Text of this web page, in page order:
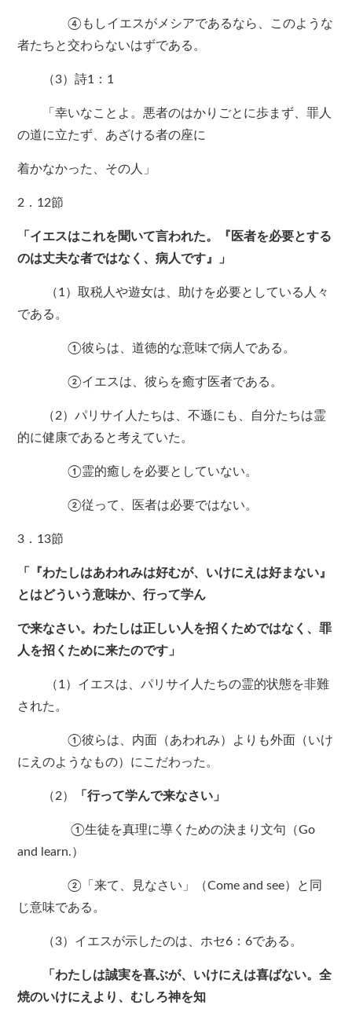
④もしイエスがメシアであるなら、このような
者たちと交わらないはずである。
（3）詩1：1
「幸いなことよ。悪者のはかりごとに歩まず、罪人
の道に立たず、あざける者の座に
着かなかった、その人」
2．12節
「イエスはこれを聞いて言われた。『医者を必要とする
のは丈夫な者ではなく、病人です』」
（1）取税人や遊女は、助けを必要としている人々
である。
①彼らは、道徳的な意味で病人である。
②イエスは、彼らを癒す医者である。
（2）パリサイ人たちは、不遜にも、自分たちは霊
的に健康であると考えていた。
①霊的癒しを必要としていない。
②従って、医者は必要ではない。
3．13節
「『わたしはあわれみは好むが、いけにえは好まない』
とはどういう意味か、行って学ん
で来なさい。わたしは正しい人を招くためではなく、罪
人を招くために来たのです」
（1）イエスは、パリサイ人たちの霊的状態を非難
された。
①彼らは、内面（あわれみ）よりも外面（いけ
にえのようなもの）にこだわった。
（2） 「行って学んで来なさい」
①生徒を真理に導くための決まり文句（Go
and learn.）
②「来て、見なさい」（Come and see）と同
じ意味である。
（3）イエスが示したのは、ホセ6：6である。
「わたしは誠実を喜ぶが、いけにえは喜ばない。全
焼のいけにえより、むしろ神を知